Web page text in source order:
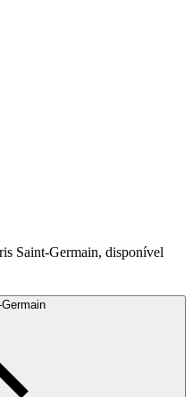
Saint-Germain, disponível